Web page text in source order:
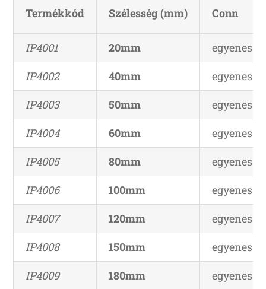
Termékkód Szélesség (mm) Conn
IP4001 20mm
egyenes él
IP4002
40mm
egyenes
IP4003
50mm
egyenes
IP4004
60mm
egyenes
IP4005
80mm
egyenes
IP4006
100mm
egyenes
IP4007
120mm
egyenes
IP4008
150mm
egyenes
IP4009
180mm
egyenes